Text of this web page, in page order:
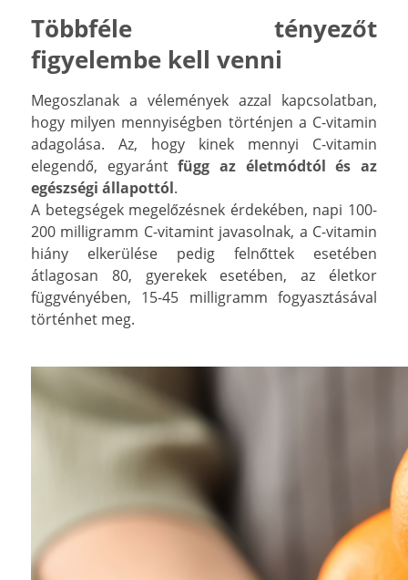
Többféle tényezőt
figyelembe kell venni
Megoszlanak a vélemények azzal kapcsolatban,
hogy milyen mennyiségben történjen a C-vitamin
adagolása. Az, hogy kinek mennyi C-vitamin
elegendő, egyarántfügg az életmódtól és az
egészségi állapottól.
A betegségek megelőzésnek érdekében, napi 100-
200 milligramm C-vitamint javasolnak, a C-vitamin
hiány elkerülése pedig felnőttek esetében
átlagosan 80, gyerekek esetében, az életkor
függvényében, 15-45 milligramm fogyasztásával
történhet meg.